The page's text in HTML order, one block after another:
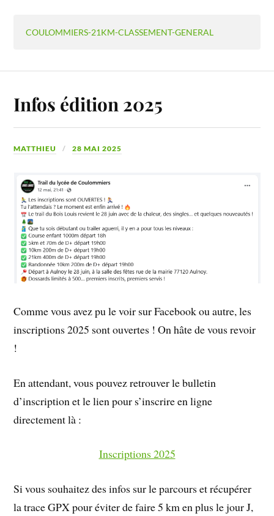
COULOMMIERS-21KM-CLASSEMENT-GENERAL
Infos édition 2025
MATTHIEU 28 MAI 2025
Comme vous avez pu le voir sur Facebook ou autre, les
inscriptions 2025 sont ouvertes ! On hâte de vous revoir
!
En attendant, vous pouvez retrouver le bulletin
d’inscription et le lien pour s’inscrire en ligne
directement là :
Inscriptions 2025
Si vous souhaitez des infos sur le parcours et récupérer
la trace GPX pour éviter de faire 5 km en plus le jour J,